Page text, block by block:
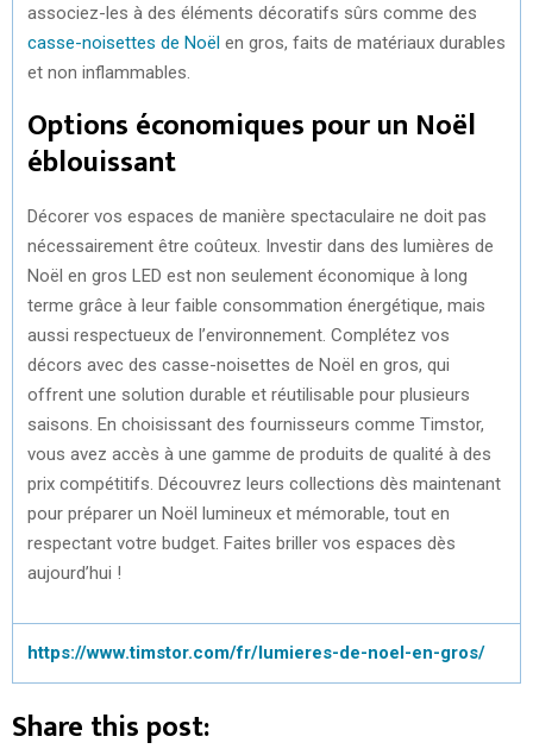
associez-les à des éléments décoratifs sûrs comme des
casse-noisettes de Noël en gros, faits de matériaux durables
et non inflammables.
Options économiques pour un Noël
éblouissant
Décorer vos espaces de manière spectaculaire ne doit pas
nécessairement être coûteux. Investir dans des lumières de
Noël en gros LED est non seulement économique à long
terme grâce à leur faible consommation énergétique, mais
aussi respectueux de l’environnement. Complétez vos
décors avec des casse-noisettes de Noël en gros, qui
offrent une solution durable et réutilisable pour plusieurs
saisons. En choisissant des fournisseurs comme Timstor,
vous avez accès à une gamme de produits de qualité à des
prix compétitifs. Découvrez leurs collections dès maintenant
pour préparer un Noël lumineux et mémorable, tout en
respectant votre budget. Faites briller vos espaces dès
aujourd’hui !
https://www.timstor.com/fr/lumieres-de-noel-en-gros/
Share this post: